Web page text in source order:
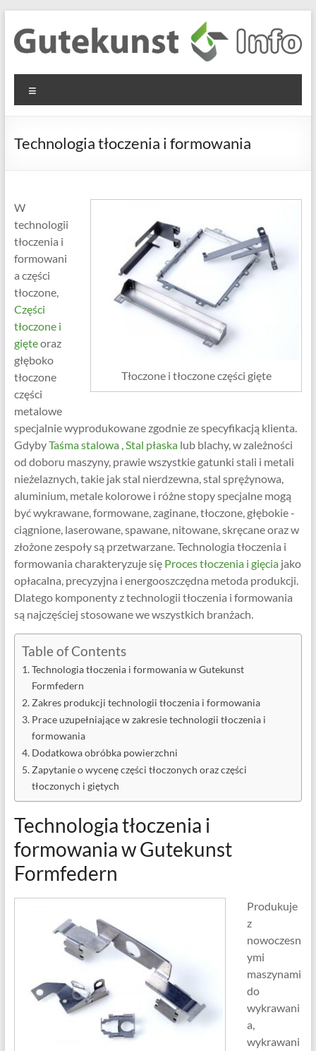
content
Gutekunst
Formfedern
GmbH
Informationen
Flachmaterial
Technologia tłoczenia i formowania
Tłoczone i tłoczone części gięte
W
technologii
tłoczenia i
formowani
a części
tłoczone,
Części
tłoczone i
gięteoraz
głęboko
tłoczone
części
metalowe
specjalnie wyprodukowane zgodnie ze specyfikacją klienta.
GdybyTaśma stalowa,Stal płaskalub blachy, w zależności
od doboru maszyny, prawie wszystkie gatunki stali i metali
nieżelaznych, takie jak stal nierdzewna, stal sprężynowa,
aluminium, metale kolorowe i różne stopy specjalne mogą
być wykrawane, formowane, zaginane, tłoczone, głębokie -
ciągnione, laserowane, spawane, nitowane, skręcane oraz w
złożone zespoły są przetwarzane. Technologia tłoczenia i
formowania charakteryzuje sięProces tłoczenia i gięciajako
opłacalna, precyzyjna i energooszczędna metoda produkcji.
Dlatego komponenty z technologii tłoczenia i formowania
są najczęściej stosowane we wszystkich branżach.
Table of Contents
Technologia tłoczenia i formowania w Gutekunst
Formfedern
Zakres produkcji technologii tłoczenia i formowania
Prace uzupełniające w zakresie technologii tłoczenia i
formowania
Dodatkowa obróbka powierzchni
Zapytanie o wycenę części tłoczonych oraz części
tłoczonych i giętych
Technologia tłoczenia i
formowania w Gutekunst
Formfedern
Produkuje
z
nowoczesn
ymi
maszynami
do
wykrawani
a,
wykrawani